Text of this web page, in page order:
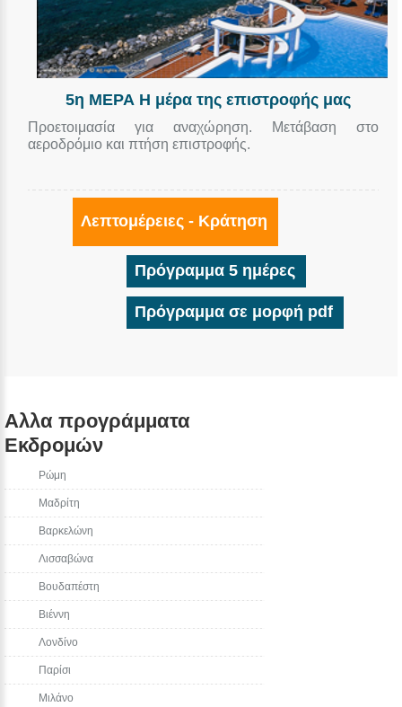
5η ΜΕΡΑ Η μέρα της επιστροφής μας
Προετοιμασία για αναχώρηση. Μετάβαση στο
αεροδρόμιο και πτήση επιστροφής.
Λεπτομέρειες - Κράτηση
Πρόγραμμα 5 ημέρες
Πρόγραμμα σε μορφή pdf
Αλλα προγράμματα
Εκδρομών
Ρώμη
Μαδρίτη
Βαρκελώνη
Λισσαβώνα
Βουδαπέστη
Βιέννη
Λονδίνο
Παρίσι
Μιλάνο